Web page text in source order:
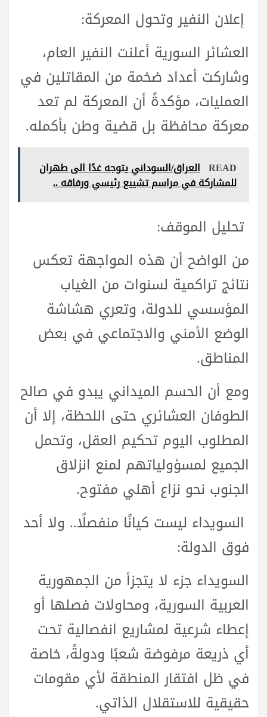
إعلان النفير وتحول المعركة:
العشائر السورية أعلنت النفير العام،
وشاركت أعداد ضخمة من المقاتلين في
العمليات، مؤكدةً أن المعركة لم تعد
معركة محافظة بل قضية وطن بأكمله.
READ العراق/السوداني يتوجه غدًا الى طهران
للمشاركة في مراسم تشييع رئيسي ورفاقه ..
تحليل الموقف:
من الواضح أن هذه المواجهة تعكس
نتائج تراكمية لسنوات من الغياب
المؤسسي للدولة، وتعري هشاشة
الوضع الأمني والاجتماعي في بعض
المناطق.
ومع أن الحسم الميداني يبدو في صالح
الطوفان العشائري حتى اللحظة، إلا أن
المطلوب اليوم تحكيم العقل، وتحمل
الجميع لمسؤولياتهم لمنع انزلاق
الجنوب نحو نزاع أهلي مفتوح.
السويداء ليست كيانًا منفصلًا.. ولا أحد
فوق الدولة:
السويداء جزء لا يتجزأ من الجمهورية
العربية السورية، ومحاولات فصلها أو
إعطاء شرعية لمشاريع انفصالية تحت
أي ذريعة مرفوضة شعبًا ودولةً، خاصة
في ظل افتقار المنطقة لأي مقومات
حقيقية للاستقلال الذاتي.